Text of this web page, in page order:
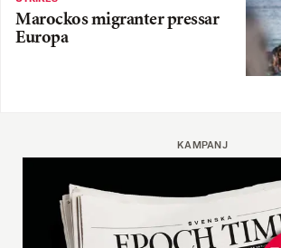
Marockos migranter pressar
Europa
KAMPANJ